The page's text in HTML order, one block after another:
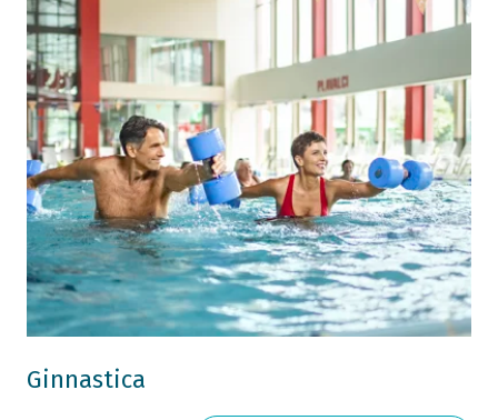
Ginnastica